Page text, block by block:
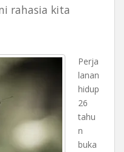
rahasia kita
Perja
lanan
hidup
26
tahu
n
buka